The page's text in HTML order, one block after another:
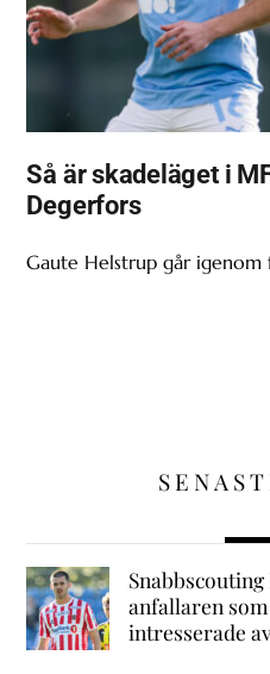
Så är skadeläget i
Degerfors
Gaute Helstrup går
anfallaren
intresserade